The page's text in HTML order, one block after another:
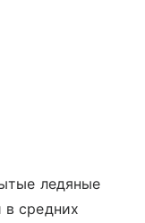
ледяные
средних